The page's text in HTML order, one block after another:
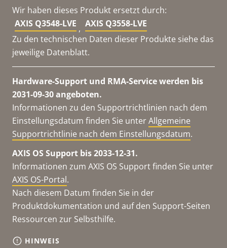
Wir haben dieses Produkt ersetzt durch:
AXIS Q3548-LVE , AXIS Q3558-LVE
Zu den technischen Daten dieser Produkte siehe das
jeweilige Datenblatt.
Hardware-Support und RMA-Service werden bis
2031-09-30 angeboten.
Informationen zu den Supportrichtlinien nach dem
Einstellungsdatum finden Sie unterAllgemeine
Supportrichtlinie nach dem Einstellungsdatum.
AXIS OS Support bis 2033-12-31.
Informationen zum AXIS OS Support finden Sie unter
AXIS OS-Portal.
Nach diesem Datum finden Sie in der
Produktdokumentation und auf den Support-Seiten
Ressourcen zur Selbsthilfe.
HINWEIS